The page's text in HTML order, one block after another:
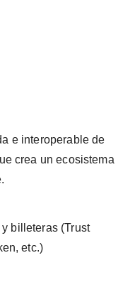
e interoperable de
crea un ecosistema
billeteras (Trust
etc.)